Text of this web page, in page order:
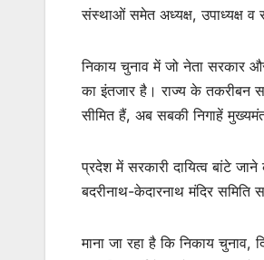
संस्थाओं समेत अध्यक्ष, उपाध्यक्ष व
निकाय चुनाव में जो नेता सरकार
का इंतजार है। राज्य के तकरीबन
सीमित हैं, अब सबकी निगाहें
प्रदेश में सरकारी दायित्व बांटे
बदरीनाथ-केदारनाथ मंदिर
माना जा रहा है कि निकाय चुनाव,